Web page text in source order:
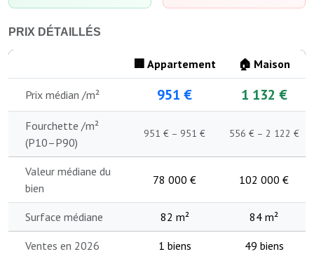
PRIX DÉTAILLÉS
🏢 Appartement 🏠 Maison
Prix médian /m² 951 € 1 132 €
Fourchette /m²
(P10–P90)
951 € – 951 € 556 € – 2 122 €
Valeur médiane du
bien
78 000 € 102 000 €
Surface médiane 82 m² 84 m²
Ventes en 2026 1 biens 49 biens